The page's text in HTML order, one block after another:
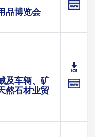
品博览会
及车辆、矿
然石材业贸